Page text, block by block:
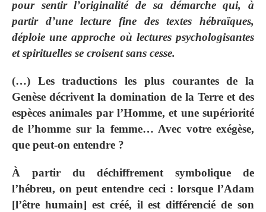
pour sentir l’originalité de sa démarche qui, à
partir d’une lecture fine des textes hébraïques,
déploie une approche où lectures psychologisantes
et spirituelles se croisent sans cesse.
(…) Les traductions les plus courantes de la
Genèse décrivent la domination de la Terre et des
espèces animales par l’Homme, et une supériorité
de l’homme sur la femme… Avec votre exégèse,
que peut-on entendre ?
À partir du déchiffrement symbolique de
l’hébreu, on peut entendre ceci : lorsque l’Adam
[l’être humain] est créé, il est différencié de son